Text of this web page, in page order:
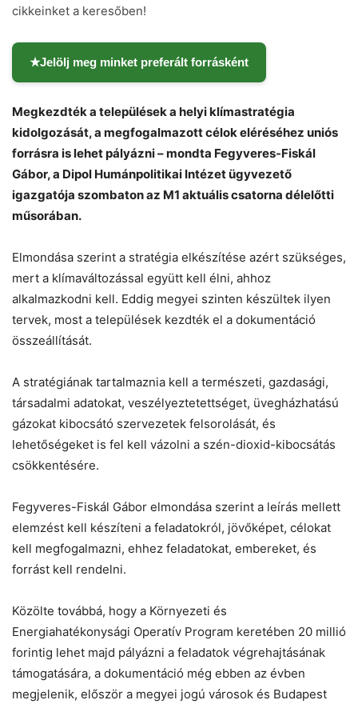
cikkeinket a keresőben!
★Jelölj meg minket preferált forrásként
Megkezdték a települések a helyi klímastratégia
kidolgozását, a megfogalmazott célok eléréséhez uniós
forrásra is lehet pályázni – mondta Fegyveres-Fiskál
Gábor, a Dipol Humánpolitikai Intézet ügyvezető
igazgatója szombaton az M1 aktuális csatorna délelőtti
műsorában.
Elmondása szerint a stratégia elkészítése azért szükséges,
mert a klímaváltozással együtt kell élni, ahhoz
alkalmazkodni kell. Eddig megyei szinten készültek ilyen
tervek, most a települések kezdték el a dokumentáció
összeállítását.
A stratégiának tartalmaznia kell a természeti, gazdasági,
társadalmi adatokat, veszélyeztetettséget, üvegházhatású
gázokat kibocsátó szervezetek felsorolását, és
lehetőségeket is fel kell vázolni a szén-dioxid-kibocsátás
csökkentésére.
Fegyveres-Fiskál Gábor elmondása szerint a leírás mellett
elemzést kell készíteni a feladatokról, jövőképet, célokat
kell megfogalmazni, ehhez feladatokat, embereket, és
forrást kell rendelni.
Közölte továbbá, hogy a Környezeti és
Energiahatékonysági Operatív Program keretében 20 millió
forintig lehet majd pályázni a feladatok végrehajtásának
támogatására, a dokumentáció még ebben az évben
megjelenik, először a megyei jogú városok és Budapest
Chat Mr wAIste